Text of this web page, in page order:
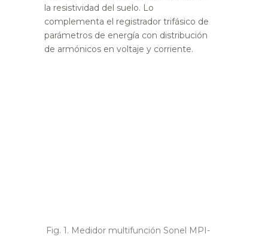
la resistividad del suelo. Lo
complementa el registrador trifásico de
parámetros de energía con distribución
de armónicos en voltaje y corriente.
Fig. 1. Medidor multifunción Sonel MPI-